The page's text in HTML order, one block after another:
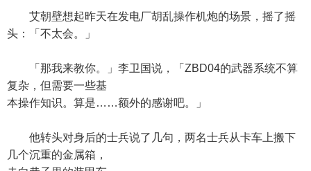
艾朝壁想起昨天在发电厂胡乱操作机炮的场景，摇了摇
头：「不太会。」
「那我来教你。」李卫国说，「ZBD04的武器系统不算
复杂，但需要一些基
本操作知识。算是……额外的感谢吧。」
他转头对身后的士兵说了几句，两名士兵从卡车上搬下
几个沉重的金属箱，